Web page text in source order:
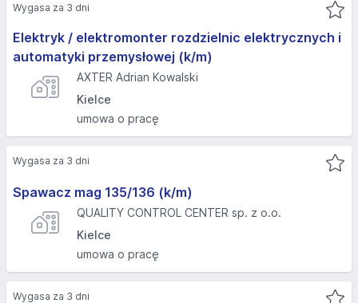
Elektryk / elektromonter rozdzielnic elektrycznych i
automatyki przemysłowej (k/m)
AXTER Adrian Kowalski
Kielce
umowa o pracę
Wygasa za 3 dni
Spawacz mag 135/136 (k/m)
QUALITY CONTROL CENTER sp. z o.o.
Kielce
umowa o pracę
Wygasa za 3 dni
Wygasa za 3 dni